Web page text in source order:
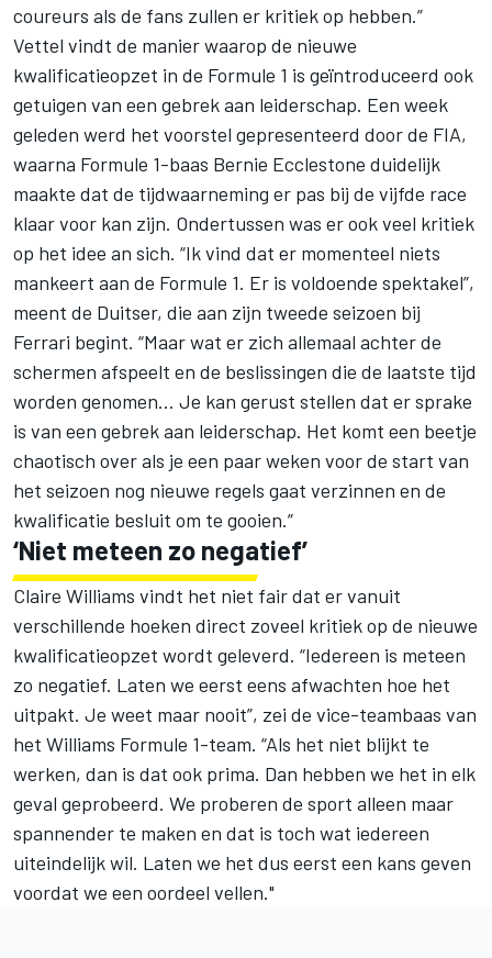
coureurs als de fans zullen er kritiek op hebben.”
Vettel vindt de manier waarop de nieuwe
kwalificatieopzet in de Formule 1 is geïntroduceerd ook
getuigen van een gebrek aan leiderschap. Een week
geleden werd het voorstel gepresenteerd door de FIA,
waarna Formule 1-baas Bernie Ecclestone duidelijk
maakte dat de tijdwaarneming er pas bij de vijfde race
klaar voor kan zijn. Ondertussen was er ook veel kritiek
op het idee an sich. “Ik vind dat er momenteel niets
mankeert aan de Formule 1. Er is voldoende spektakel”,
meent de Duitser, die aan zijn tweede seizoen bij
Ferrari begint. “Maar wat er zich allemaal achter de
schermen afspeelt en de beslissingen die de laatste tijd
worden genomen… Je kan gerust stellen dat er sprake
is van een gebrek aan leiderschap. Het komt een beetje
chaotisch over als je een paar weken voor de start van
het seizoen nog nieuwe regels gaat verzinnen en de
kwalificatie besluit om te gooien.”
‘Niet meteen zo negatief’
Claire Williams vindt het niet fair dat er vanuit
verschillende hoeken direct zoveel kritiek op de nieuwe
kwalificatieopzet wordt geleverd. “Iedereen is meteen
zo negatief. Laten we eerst eens afwachten hoe het
uitpakt. Je weet maar nooit”, zei de vice-teambaas van
het Williams Formule 1-team. “Als het niet blijkt te
werken, dan is dat ook prima. Dan hebben we het in elk
geval geprobeerd. We proberen de sport alleen maar
spannender te maken en dat is toch wat iedereen
uiteindelijk wil. Laten we het dus eerst een kans geven
voordat we een oordeel vellen."